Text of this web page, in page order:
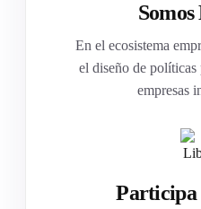
En el ecosistema
el diseño de políticas
empresas
Participa